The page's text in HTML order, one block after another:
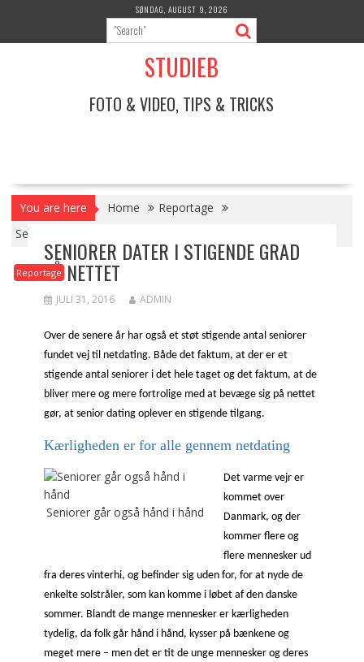
content
SØNDAG, AUGUST 9, 2026
STUDIEB
FOTO & VIDEO, TIPS & TRICKS
You are here Home
Reportage
Seniorer dater i stigende grad på nettet
Reportage
SENIORER DATER I STIGENDE GRAD
PÅ NETTET
JULI 31, 2016 ADMIN
Over de senere år har også et støt stigende antal seniorer
fundet vej til netdating. Både det faktum, at der er et
stigende antal seniorer i det hele taget og det faktum, at de
bliver mere og mere fortrolige med at bevæge sig på nettet
gør, at senior dating oplever en stigende tilgang.
Kærligheden er for alle gennem netdating
Seniorer går også hånd i hånd
Det varme vejr er
kommet over
Danmark, og der
kommer flere og
flere mennesker ud
fra deres vinterhi, og befinder sig uden for, for at nyde de
enkelte solstråler, som kan komme i løbet af den danske
sommer. Blandt de mange mennesker er kærligheden
tydelig, da folk går hånd i hånd, kysser på bænkene og
meget mere – men det er tit de unge mennesker og deres